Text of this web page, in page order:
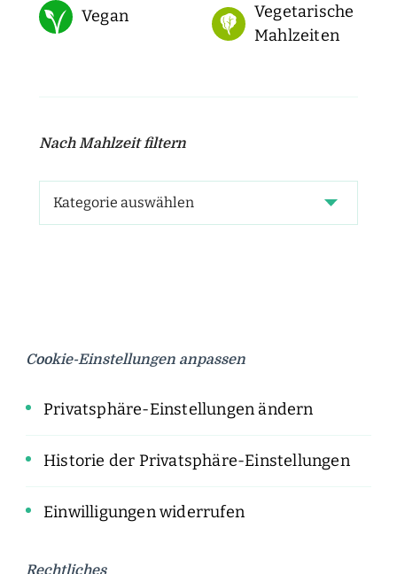
Vegan
Vegetarische
Mahlzeiten
Nach Mahlzeit filtern
Cookie-Einstellungen anpassen
Privatsphäre-Einstellungen ändern
Historie der Privatsphäre-Einstellungen
Einwilligungen widerrufen
Rechtliches